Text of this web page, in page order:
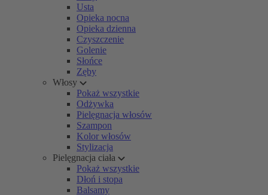
Usta
Opieka nocna
Opieka dzienna
Czyszczenie
Golenie
Słońce
Zęby
Włosy
Pokaż wszystkie
Odżywka
Pielęgnacja włosów
Szampon
Kolor włosów
Stylizacja
Pielęgnacja ciała
Pokaż wszystkie
Dłoń i stopa
Balsamy